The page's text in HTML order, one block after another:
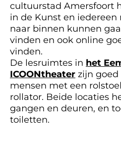
cultuurstad Amersfoort
in de Kunst en
naar binnen kunnen
vinden en ook online
vinden.
De lesruimtes in het
ICOONtheater zijn
mensen met een
rollator. Beide locaties
gangen en deuren, en
toiletten.